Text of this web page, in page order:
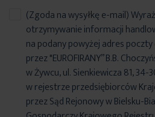
(Zgoda na wysyłkę e-mail)
otrzymywanie informacji
na podany powyżej adres
przez "EUROFIRANY” B.B.
w Żywcu, ul. Sienkiewicza 81,
w rejestrze przedsiębiorców
przez Sąd Rejonowy w Bielsku-